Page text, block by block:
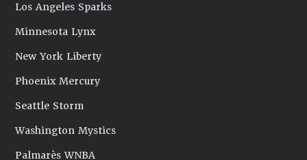
Los Angeles Sparks
Minnesota Lynx
New York Liberty
Phoenix Mercury
Seattle Storm
Washington Mystics
Palmarès WNBA